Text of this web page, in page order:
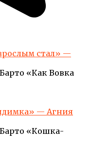
стал» —
«Как Вовка
— Агния
«Кошка-